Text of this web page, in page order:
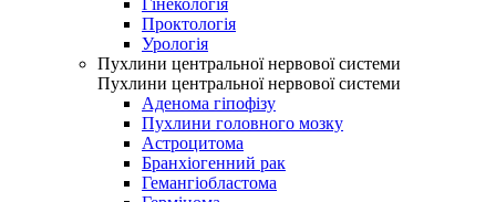
Гінекологія
Проктологія
Урологія
Пухлини центральної нервової системи
Пухлини центральної нервової системи
Аденома гіпофізу
Пухлини головного мозку
Астроцитома
Бранхіогенний рак
Гемангіобластома